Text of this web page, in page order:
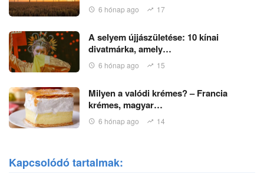
6 hónap ago 17
A selyem újjászületése: 10 kínai
divatmárka, amely…
6 hónap ago 15
Milyen a valódi krémes? – Francia
krémes, magyar…
6 hónap ago 14
Kapcsolódó tartalmak: